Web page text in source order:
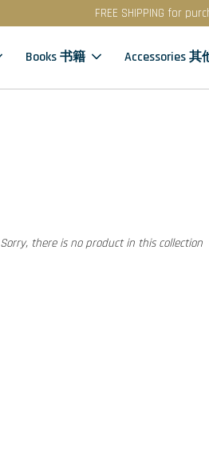
FREE SHIPPING for
Books 书籍 Accessories 其
Sorry, there is no product in this collection